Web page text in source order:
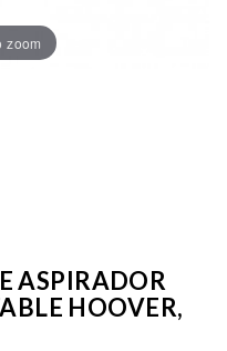
zoom
ASPIRADOR
HOOVER,